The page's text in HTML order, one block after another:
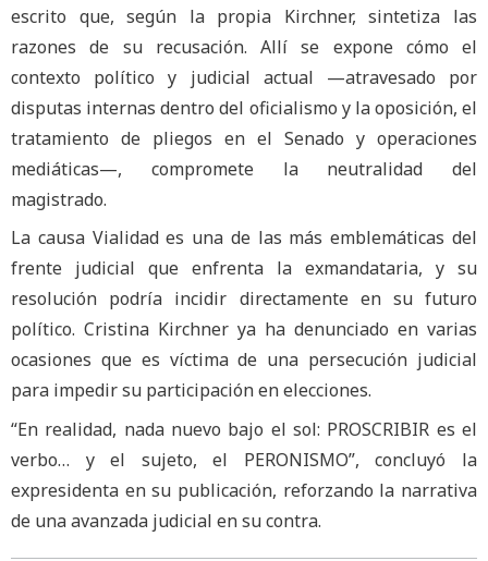
escrito que, según la propia Kirchner, sintetiza las
razones de su recusación. Allí se expone cómo el
contexto político y judicial actual —atravesado por
disputas internas dentro del oficialismo y la oposición, el
tratamiento de pliegos en el Senado y operaciones
mediáticas—, compromete la neutralidad del
magistrado.
La causa Vialidad es una de las más emblemáticas del
frente judicial que enfrenta la exmandataria, y su
resolución podría incidir directamente en su futuro
político. Cristina Kirchner ya ha denunciado en varias
ocasiones que es víctima de una persecución judicial
para impedir su participación en elecciones.
“En realidad, nada nuevo bajo el sol: PROSCRIBIR es el
verbo… y el sujeto, el PERONISMO”, concluyó la
expresidenta en su publicación, reforzando la narrativa
de una avanzada judicial en su contra.